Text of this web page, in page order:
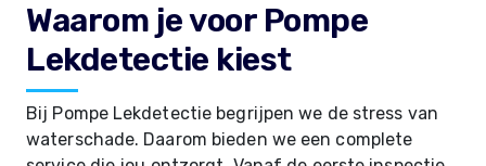
Waarom je voor Pompe
Lekdetectie kiest
Bij Pompe Lekdetectie begrijpen we de stress van
waterschade. Daarom bieden we een complete